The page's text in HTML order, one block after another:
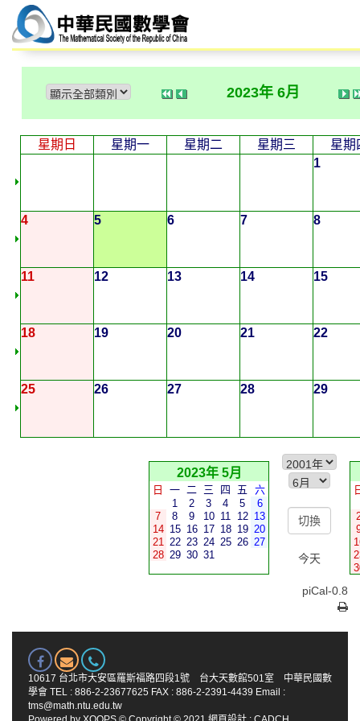
2023年 6月
星期日 星期一 星期二 星期三
星期
1
4 5 6 7 8
11 12 13 14 15
18 19 20 21 22
25 26 27 28 29
2023年 5月
日 一 二 三 四 五
六
1
2 3 4 5
6
7
8 9 10 11 12 13
14 15 16 17 18 19 20
21 22 23 24 25 26 27
28 29 30 31 今天
piCal-0.8
10617 台北市大安區羅斯福路四段1號 台大天數館501室 中華民國數
學會 TEL : 886-2-23677625 FAX : 886-2-2391-4439 Email :
tms@math.ntu.edu.tw